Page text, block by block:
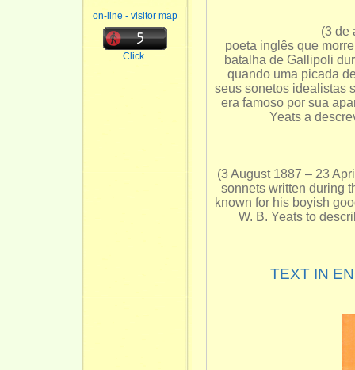
on-line - visitor map
Click
(3 de
poeta inglês que
batalha de Gallipoli
quando uma picada
seus sonetos idealistas
era famoso por sua
Yeats a
(3 August 1887 – 23
sonnets written during
known for his boyish
W. B. Yeats to
TEXT IN